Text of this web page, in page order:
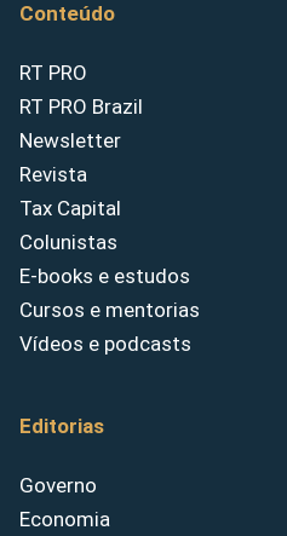
Conteúdo
RT PRO
RT PRO Brazil
Newsletter
Revista
Tax Capital
Colunistas
E-books e estudos
Cursos e mentorias
Vídeos e podcasts
Editorias
Governo
Economia